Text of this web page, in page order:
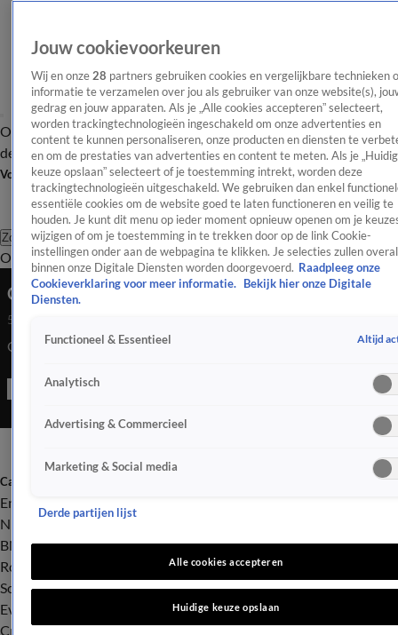
OverzichtAfleveringen Entertainment TV Algemeen
Tip
de redactieNieuwsbrief
Volg Shownieuws
Zoeken
OverzichtEntertainmentSpraakmakendRealityCrimeVideo's
Gaat Jeroen Teun ten huwelijk vragen?
5 okt 2021, 22:51
Gaat Jeroen Teun ten huwelijk vragen?
Categorieën
Entertainment
Nieuws
BN'ers
Royalty
Songfestival
Evenementen
Crime
Jouw cookievoorkeuren
Wij en onze 28 partners gebruiken cookies en vergelijkbare technieken
informatie te verzamelen over jou als gebruiker van onze website(s),
gedrag en jouw apparaten. Als je „Alle cookies accepteren” selecteert,
worden trackingtechnologieën ingeschakeld om onze advertenties en
content te kunnen personaliseren, onze producten en diensten te
en om de prestaties van advertenties en content te meten. Als je
keuze opslaan” selecteert of je toestemming intrekt, worden deze
trackingtechnologieën uitgeschakeld. We gebruiken dan enkel
essentiële cookies om de website goed te laten functioneren en veilig te
houden. Je kunt dit menu op ieder moment opnieuw openen om je
wijzigen of om je toestemming in te trekken door op de link Cookie-
instellingen onder aan de webpagina te klikken. Je selecties zullen overal
binnen onze Digitale Diensten worden doorgevoerd. Raadpleeg onze
Cookieverklaring voor meer informatie.
Bekijk hier onze Digitale
Diensten.
Functioneel & Essentieel Altijd
Analytisch
Advertising & Commercieel
Marketing & Social media
Derde partijen lijst
Alle cookies accepteren
Huidige keuze opslaan